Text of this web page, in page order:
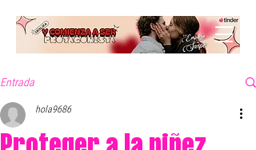
Entrada
hola9686